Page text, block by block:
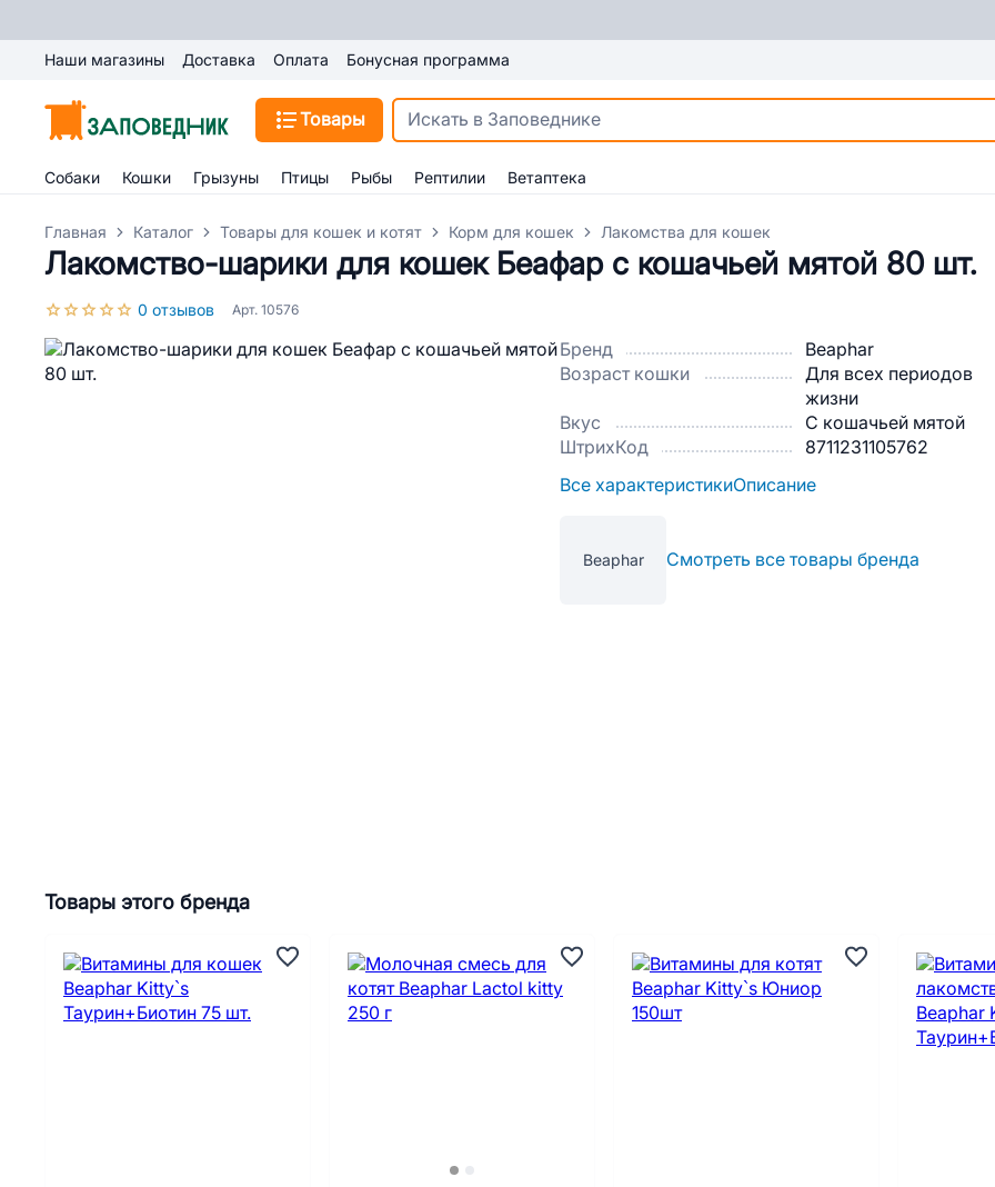
Наши магазины Доставка Оплата Бонусная программа
Товары
Собаки Кошки Грызуны Птицы Рыбы Рептилии Ветаптека
Главная Каталог Товары для кошек и котят Корм для кошек Лакомства для кошек
Лакомство-шарики для кошек Беафар с кошачьей мятой 80 шт.
0 отзывов Арт. 10576
Бренд
Beaphar
Возраст кошки
Для всех периодов
жизни
Вкус
С кошачьей мятой
ШтрихКод
8711231105762
Все характеристикиОписание
Beaphar Смотреть все товары бренда
Товары этого бренда